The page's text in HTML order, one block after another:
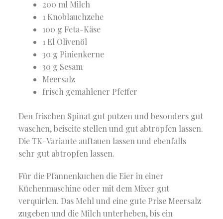
200 ml Milch
1 Knoblauchzehe
100 g Feta-Käse
1 El Olivenöl
30 g Pinienkerne
30 g Sesam
Meersalz
frisch gemahlener Pfeffer
Den frischen Spinat gut putzen und besonders gut
waschen, beiseite stellen und gut abtropfen lassen.
Die TK-Variante auftauen lassen und ebenfalls
sehr gut abtropfen lassen.
Für die Pfannenkuchen die Eier in einer
Küchenmaschine oder mit dem Mixer gut
verquirlen. Das Mehl und eine gute Prise Meersalz
zugeben und die Milch unterheben, bis ein